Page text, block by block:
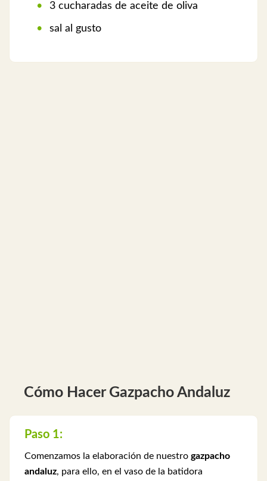
3 cucharadas de aceite de oliva
sal al gusto
Cómo Hacer Gazpacho Andaluz
Paso 1:
Comenzamos la elaboración de nuestro gazpacho
andaluz, para ello, en el vaso de la batidora